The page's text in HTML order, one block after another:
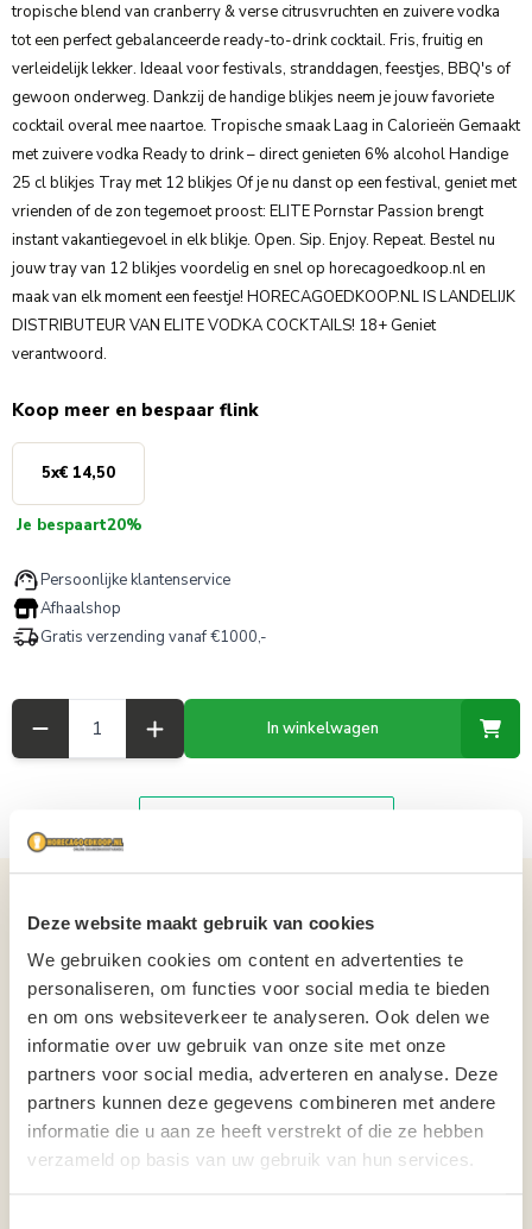
Deze website maakt gebruik van cookies
We gebruiken cookies om content en advertenties te
personaliseren, om functies voor social media te bieden
en om ons websiteverkeer te analyseren. Ook delen we
informatie over uw gebruik van onze site met onze
partners voor social media, adverteren en analyse. Deze
partners kunnen deze gegevens combineren met andere
informatie die u aan ze heeft verstrekt of die ze hebben
verzameld op basis van uw gebruik van hun services.
tropische blend van cranberry & verse citrusvruchten en zuivere vodka
tot een perfect gebalanceerde ready-to-drink cocktail. Fris, fruitig en
verleidelijk lekker. Ideaal voor festivals, stranddagen, feestjes, BBQ's of
gewoon onderweg. Dankzij de handige blikjes neem je jouw favoriete
cocktail overal mee naartoe. Tropische smaak Laag in Calorieën Gemaakt
met zuivere vodka Ready to drink – direct genieten 6% alcohol Handige
25 cl blikjes Tray met 12 blikjes Of je nu danst op een festival, geniet met
vrienden of de zon tegemoet proost: ELITE Pornstar Passion brengt
instant vakantiegevoel in elk blikje. Open. Sip. Enjoy. Repeat. Bestel nu
jouw tray van 12 blikjes voordelig en snel op horecagoedkoop.nl en
maak van elk moment een feestje! HORECAGOEDKOOP.NL IS LANDELIJK
DISTRIBUTEUR VAN ELITE VODKA COCKTAILS! 18+ Geniet
verantwoord.
Koop meer en bespaar flink
5x€ 14,50
Je bespaart20%
Persoonlijke klantenservice
Afhaalshop
Gratis verzending vanaf €1000,-
In winkelwagen
Elite Vodka Cocktails COSMO CRUSH blik Tray 12x25cl 6% Alc. ELITE
VODKA COCKTAILS HEERLIJKE COCKTAILS, VOL VAN SMAAK, LAAG IN
CALORIËN. Proef de smaak van de zomer in elke slok! ELITE VODKA
COCKTAILS COSMO CRUSH combineert een onweerstaanbare
tropische blend van cranberry & verse citrusvruchten en zuivere vodka
tot een perfect gebalanceerde ready-to-drink cocktail. Fris, fruitig en
verleidelijk lekker. Ideaal voor festivals, stranddagen, feestjes, BBQ's of
gewoon onderweg. Dankzij de handige blikjes neem je jouw favoriete
cocktail overal mee naartoe. Tropische smaak Laag in Calorieën Gemaakt
met zuivere vodka Ready to drink – direct genieten 6% alcohol Handige